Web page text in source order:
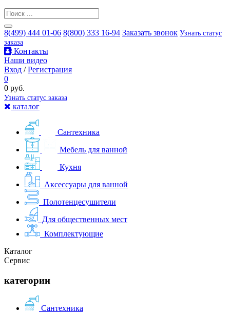
8(499) 444 01-06 8(800) 333 16-94 Заказать звонок Узнать статус
заказа
Контакты
Наши видео
Вход /Регистрация
0
0 руб.
Узнать статус заказа
каталог
Сантехника
Мебель для ванной
Кухня
Аксессуары для ванной
Полотенцесушители
Для общественных мест
Комплектующие
Каталог
Сервис
категории
Сантехника